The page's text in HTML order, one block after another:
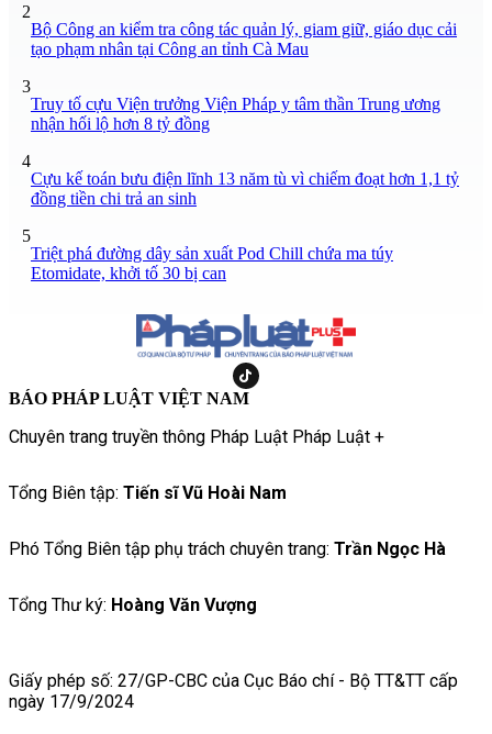
2
Bộ Công an kiểm tra công tác quản lý, giam giữ, giáo dục cải
tạo phạm nhân tại Công an tỉnh Cà Mau
3
Truy tố cựu Viện trưởng Viện Pháp y tâm thần Trung ương
nhận hối lộ hơn 8 tỷ đồng
4
Cựu kế toán bưu điện lĩnh 13 năm tù vì chiếm đoạt hơn 1,1 tỷ
đồng tiền chi trả an sinh
5
Triệt phá đường dây sản xuất Pod Chill chứa ma túy
Etomidate, khởi tố 30 bị can
BÁO PHÁP LUẬT VIỆT NAM
Chuyên trang truyền thông Pháp Luật Pháp Luật +
Tổng Biên tập: Tiến sĩ Vũ Hoài Nam
Phó Tổng Biên tập phụ trách chuyên trang: Trần Ngọc Hà
Tổng Thư ký: Hoàng Văn Vượng
Giấy phép số: 27/GP-CBC của Cục Báo chí - Bộ TT&TT cấp
ngày 17/9/2024